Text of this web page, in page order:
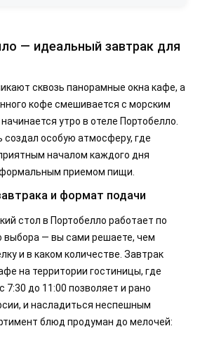
шведский стол премиум-класса
— домашняя кухня и
— рай для детей и гурманов
доступный комфорт с хорошими
таблица
— идеальный завтрак для
сквозь панорамные окна кафе, а
кофе смешивается с морским
утро в отеле Портобелло.
создал особую атмосферу, где
началом каждого дня
формальным приемом пищи.
и формат подачи
стол в Портобелло работает по
выбора — вы сами решаете, чем
и в каком количестве. Завтрак
на территории гостиницы, где
7:30 до 11:00 позволяет и рано
и насладиться неспешным
блюд продуман до мелочей: